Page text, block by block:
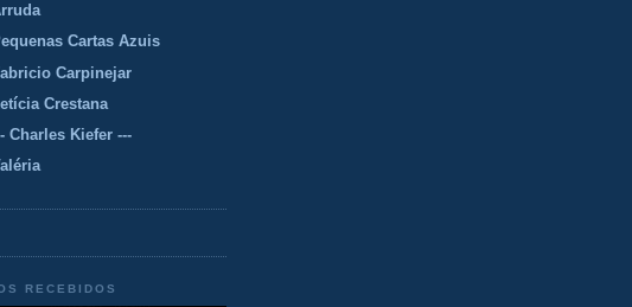
Cartas Azuis
Carpinejar
Crestana
Charles Kiefer ---
RECEBIDOS